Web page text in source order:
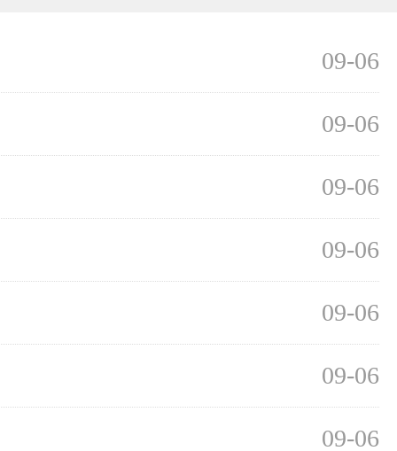
09-06
09-06
09-06
09-06
09-06
09-06
09-06